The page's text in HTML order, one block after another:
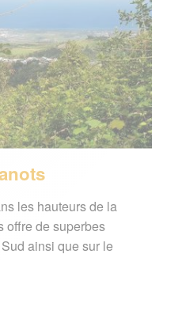
les hauteurs de la
offre de superbes
ainsi que sur le